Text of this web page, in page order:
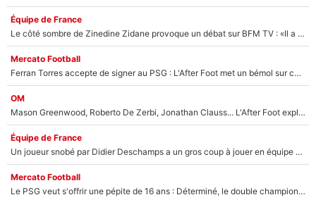
Équipe de France
Le côté sombre de Zinedine Zidane provoque un débat sur BFM TV : «Il a pris 14 cartons rouges»
Mercato Football
Ferran Torres accepte de signer au PSG : L'After Foot met un bémol sur ce transfert, le champion du monde va couter trop cher ?
OM
Mason Greenwood, Roberto De Zerbi, Jonathan Clauss... L'After Foot explique pourquoi Medhi Benatia a craqué à l'OM !
Équipe de France
Un joueur snobé par Didier Deschamps a un gros coup à jouer en équipe de France : Zinedine Zidane a trouvé son numéro 9 ?
Mercato Football
Le PSG veut s'offrir une pépite de 16 ans : Déterminé, le double champion d'Europe en titre est prêt à lâcher 40M€ pour celui que l'on compare déjà à Vinicius Jr !